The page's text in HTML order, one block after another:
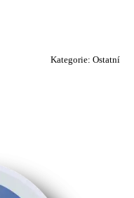
Kategorie: Ostatní